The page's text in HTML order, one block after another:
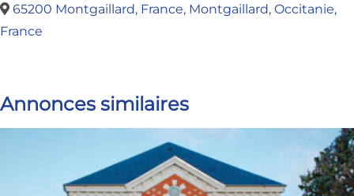
65200 Montgaillard, France, Montgaillard, Occitanie,
France
Annonces similaires